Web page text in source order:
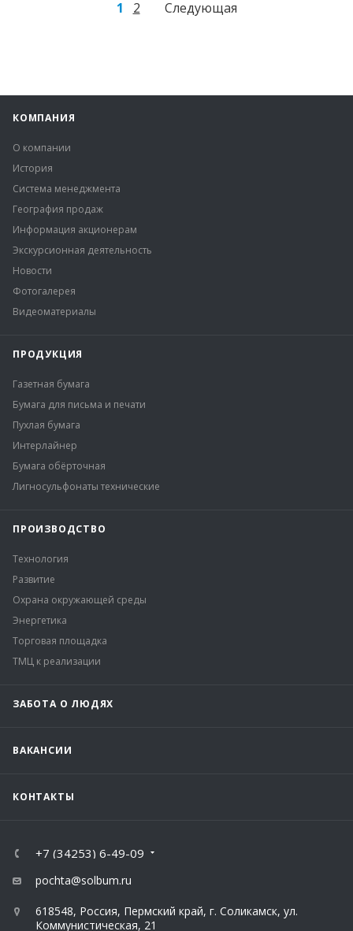
1 2 Следующая
КОМПАНИЯ
О компании
История
Система менеджмента
География продаж
Информация акционерам
Экскурсионная деятельность
Новости
Фотогалерея
Видеоматериалы
ПРОДУКЦИЯ
Газетная бумага
Бумага для письма и печати
Пухлая бумага
Интерлайнер
Бумага обёрточная
Лигносульфонаты технические
ПРОИЗВОДСТВО
Технология
Развитие
Охрана окружающей среды
Энергетика
Торговая площадка
ТМЦ к реализации
ЗАБОТА О ЛЮДЯХ
ВАКАНСИИ
КОНТАКТЫ
+7 (34253) 6-49-09
pochta@solbum.ru
618548, Россия, Пермский край, г. Соликамск, ул.
Коммунистическая, 21